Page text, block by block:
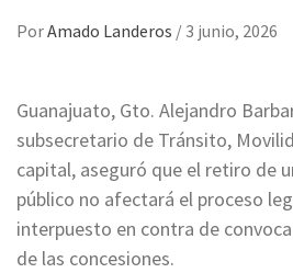
PorAmado Landeros / 3 junio, 2026
Guanajuato, Gto. Alejandro
subsecretario de Tránsito,
capital, aseguró que el retiro de
público no afectará el proceso
interpuesto en contra de
de las concesiones.